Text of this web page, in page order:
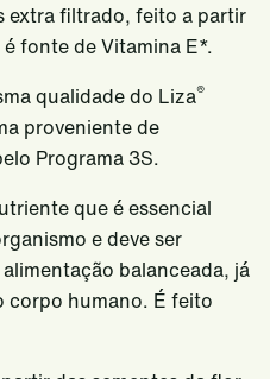
Brasil SAF
extra filtrado, feito a partir
fonte de Vitamina E*.
qualidade do Liza®
proveniente de
Programa 3S.
que é essencial
e deve ser
balanceada, já
corpo humano. É feito